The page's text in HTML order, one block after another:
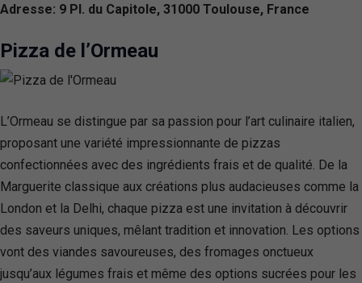
Adresse: 9 Pl. du Capitole, 31000 Toulouse, France
Pizza de l’Ormeau
L’Ormeau se distingue par sa passion pour l’art culinaire italien,
proposant une variété impressionnante de pizzas
confectionnées avec des ingrédients frais et de qualité. De la
Marguerite classique aux créations plus audacieuses comme la
London et la Delhi, chaque pizza est une invitation à découvrir
des saveurs uniques, mêlant tradition et innovation. Les options
vont des viandes savoureuses, des fromages onctueux
jusqu’aux légumes frais et même des options sucrées pour les